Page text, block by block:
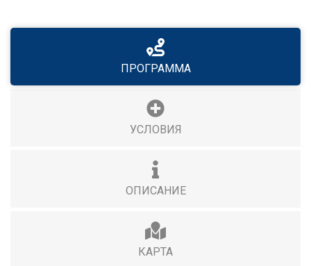
ПРОГРАММА
УСЛОВИЯ
ОПИСАНИЕ
КАРТА